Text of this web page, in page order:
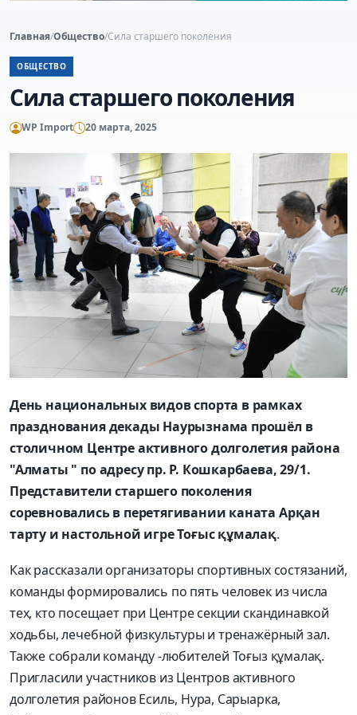
Главная/Общество/Сила старшего поколения
ОБЩЕСТВО
Сила старшего поколения
WP Import 20 марта, 2025
День национальных видов спорта в рамках
празднования декады Наурызнама прошёл в
столичном Центре активного долголетия района
"Алматы " по адресу пр. Р. Кошкарбаева, 29/1.
Представители старшего поколения
соревновались в перетягивании каната Арқан
тарту и настольной игре Тоғыс құмалақ.
Как рассказали организаторы спортивных состязаний,
команды формировались по пять человек из числа
тех, кто посещает при Центре секции скандинавкой
ходьбы, лечебной физкультуры и тренажёрный зал.
Также собрали команду -любителей Тоғыз құмалақ.
Пригласили участников из Центров активного
долголетия районов Есиль, Нура, Сарыарка,